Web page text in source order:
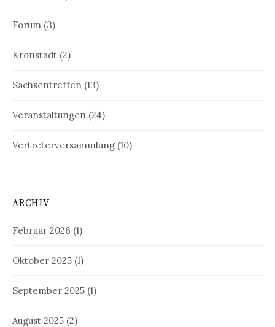
Forum (3)
Kronstadt (2)
Sachsentreffen (13)
Veranstaltungen (24)
Vertreterversammlung (10)
ARCHIV
Februar 2026 (1)
Oktober 2025 (1)
September 2025 (1)
August 2025 (2)